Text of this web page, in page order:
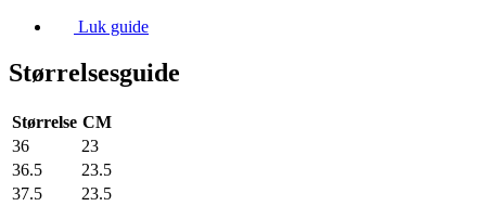
Luk guide
Størrelsesguide
Størrelse CM
36
23
36.5
23.5
37.5
23.5